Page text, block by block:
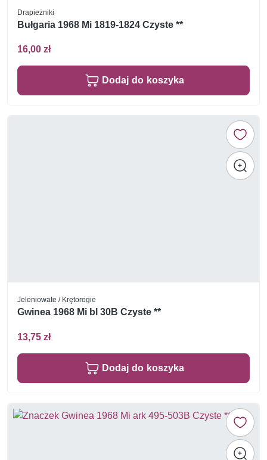
Drapieżniki
Bułgaria 1968 Mi 1819-1824 Czyste **
16,00 zł
Dodaj do koszyka
Jeleniowate / Krętorogie
Gwinea 1968 Mi bl 30B Czyste **
13,75 zł
Dodaj do koszyka